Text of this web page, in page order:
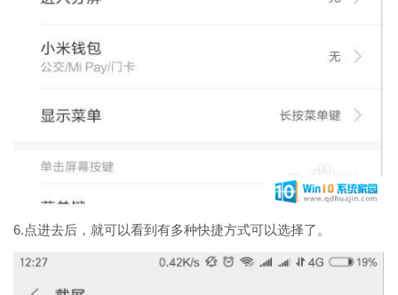
6.点进去后，就可以看到有多种快捷方式可以选择了。